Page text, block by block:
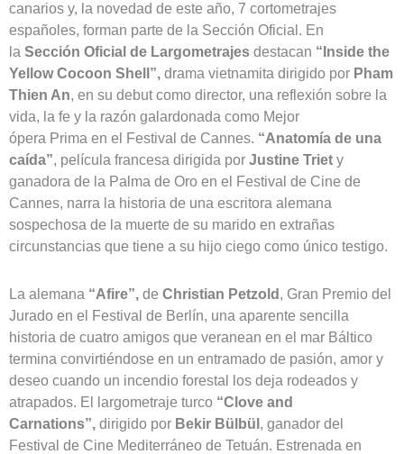
canarios y, la novedad de este año, 7 cortometrajes
españoles, forman parte de la Sección Oficial. En
la Sección Oficial de Largometrajes destacan “Inside the
Yellow Cocoon Shell”, drama vietnamita dirigido por Pham
Thien An, en su debut como director, una reflexión sobre la
vida, la fe y la razón galardonada como Mejor
ópera Prima en el Festival de Cannes. “Anatomía de una
caída”, película francesa dirigida por Justine Triet y
ganadora de la Palma de Oro en el Festival de Cine de
Cannes, narra la historia de una escritora alemana
sospechosa de la muerte de su marido en extrañas
circunstancias que tiene a su hijo ciego como único testigo.
La alemana “Afire”, de Christian Petzold, Gran Premio del
Jurado en el Festival de Berlín, una aparente sencilla
historia de cuatro amigos que veranean en el mar Báltico
termina convirtiéndose en un entramado de pasión, amor y
deseo cuando un incendio forestal los deja rodeados y
atrapados. El largometraje turco “Clove and
Carnations”, dirigido por Bekir Bülbül, ganador del
Festival de Cine Mediterráneo de Tetuán. Estrenada en